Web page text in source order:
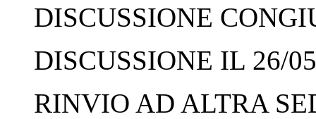
DISCUSSIONE
DISCUSSIONE IL 26/
RINVIO AD ALTRA